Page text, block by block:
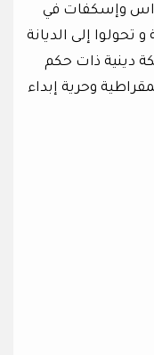
وإسكفات في
و تحولوا إلى الديانة
دينية ذات حكم
وحرية إبداء